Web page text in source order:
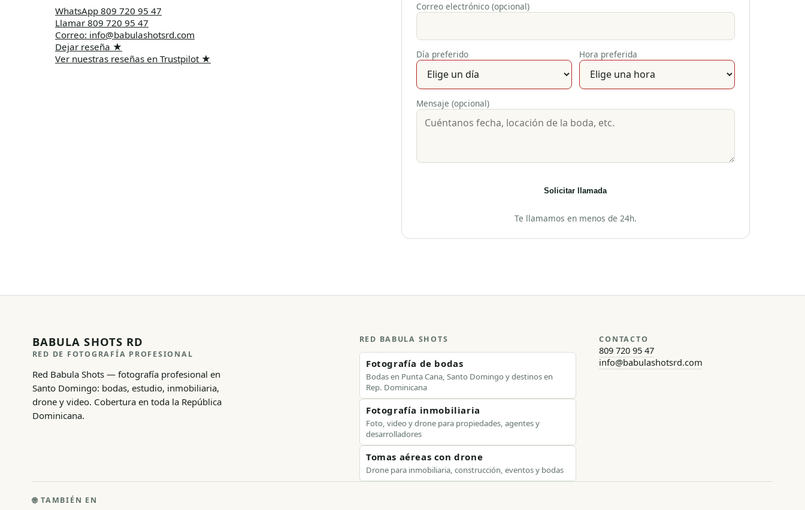
WhatsApp 809 720 95 47
Llamar 809 720 95 47
Correo: info@babulashotsrd.com
Dejar reseña ★
Ver nuestras reseñas en Trustpilot ★
Correo electrónico (opcional)
Día preferido Hora preferida
Mensaje (opcional)
Solicitar llamada
Te llamamos en menos de 24h.
BABULA SHOTS RD
RED DE FOTOGRAFÍA PROFESIONAL
Red Babula Shots — fotografía profesional en
Santo Domingo: bodas, estudio, inmobiliaria,
drone y video. Cobertura en toda la República
Dominicana.
RED BABULA SHOTS
Fotografía de bodas
Bodas en Punta Cana, Santo Domingo y destinos en
Rep. Dominicana
Fotografía inmobiliaria
Foto, video y drone para propiedades, agentes y
desarrolladores
Tomas aéreas con drone
Drone para inmobiliaria, construcción, eventos y bodas
CONTACTO
809 720 95 47
info@babulashotsrd.com
🌐 TAMBIÉN EN